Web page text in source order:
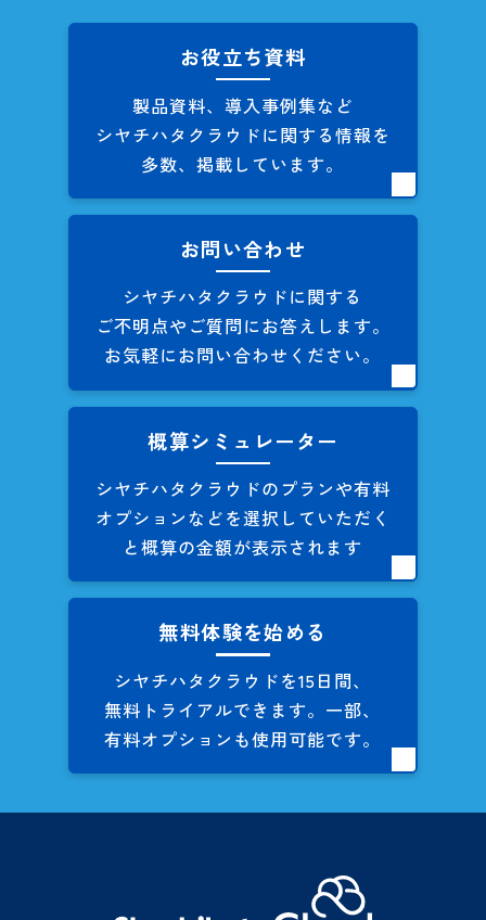
お役立ち資料
製品資料、導入事例集など
シヤチハタクラウドに関する情報を
多数、掲載しています。
お問い合わせ
シヤチハタクラウドに関する
ご不明点やご質問にお答えします。
お気軽にお問い合わせください。
概算シミュレーター
シヤチハタクラウドのプランや有料
オプションなどを選択していただく
と概算の金額が表示されます
無料体験を始める
シヤチハタクラウドを15日間、
無料トライアルできます。 一部、
有料オプションも使用可能です。